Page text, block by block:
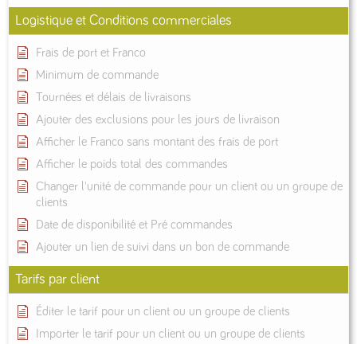
Logistique et Conditions commerciales
Frais de port et Franco
Minimum de commande
Tournées et délais de livraisons
Ajouter des exclusions pour les jours de livraison
Afficher le Franco sans montant des frais de port
Afficher le poids total des commandes
Changer l'unité de commande pour un client ou un groupe de
clients
Date de disponibilité et Pré commandes
Ajouter un lien de suivi dans un bon de commande
Tarifs par client
Éditer le tarif pour un client ou un groupe de clients
Importer le tarif pour un client ou un groupe de clients